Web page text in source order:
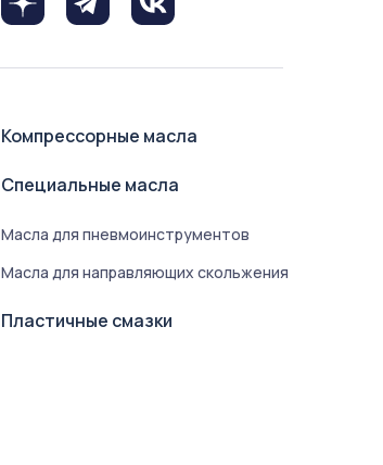
Масла для пневмоинструментов
Специальные масла
Компрессорные масла
Пластичные смазки
Масла для направляющих скольжения